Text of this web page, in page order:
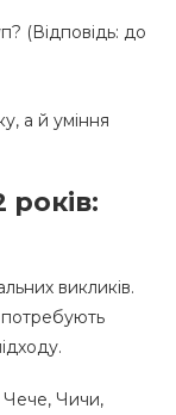
(Відповідь: до
а й уміння
років:
викликів.
потребують
Чече, Чичи,